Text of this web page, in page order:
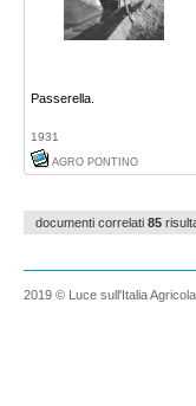
Passerella.
1931
AGRO PONTINO
documenti correlati 85
2019 © Luce sull'Italia